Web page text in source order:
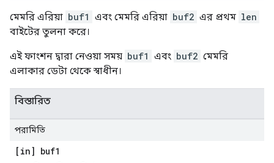
মেমরি এরিয়া buf1 এবং মেমরি এরিয়া buf2 এর প্রথম len
বাইটের তুলনা করে।
এই ফাংশন দ্বারা নেওয়া সময় buf1 এবং buf2 মেমরি
এলাকার ডেটা থেকে স্বাধীন।
বিস্তারিত
পরামিতি
[in] buf1